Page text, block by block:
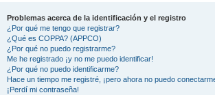
Problemas acerca de la identificación y el registro
¿Por qué me tengo que registrar?
¿Qué es COPPA? (APPCO)
¿Por qué no puedo registrarme?
Me he registrado ¡y no me puedo identificar!
¿Por qué no puedo identificarme?
Hace un tiempo me registré, ¡pero ahora no puedo
¡Perdí mi contraseña!